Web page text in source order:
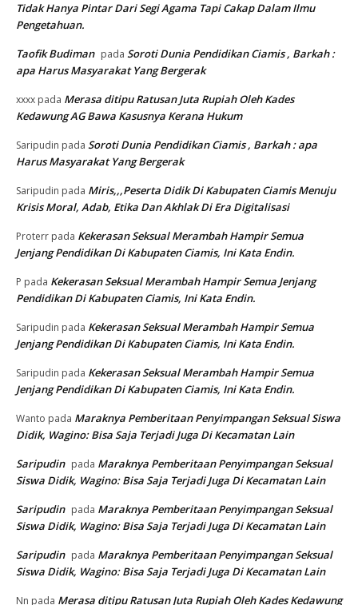
Tidak Hanya Pintar Dari Segi Agama Tapi Cakap Dalam Ilmu
Pengetahuan.
Taofik Budiman pada Soroti Dunia Pendidikan Ciamis , Barkah :
apa Harus Masyarakat Yang Bergerak
xxxx pada Merasa ditipu Ratusan Juta Rupiah Oleh Kades
Kedawung AG Bawa Kasusnya Kerana Hukum
Saripudin pada Soroti Dunia Pendidikan Ciamis , Barkah : apa
Harus Masyarakat Yang Bergerak
Saripudin pada Miris,,,Peserta Didik Di Kabupaten Ciamis Menuju
Krisis Moral, Adab, Etika Dan Akhlak Di Era Digitalisasi
Proterr pada Kekerasan Seksual Merambah Hampir Semua
Jenjang Pendidikan Di Kabupaten Ciamis, Ini Kata Endin.
P pada Kekerasan Seksual Merambah Hampir Semua Jenjang
Pendidikan Di Kabupaten Ciamis, Ini Kata Endin.
Saripudin pada Kekerasan Seksual Merambah Hampir Semua
Jenjang Pendidikan Di Kabupaten Ciamis, Ini Kata Endin.
Saripudin pada Kekerasan Seksual Merambah Hampir Semua
Jenjang Pendidikan Di Kabupaten Ciamis, Ini Kata Endin.
Wanto pada Maraknya Pemberitaan Penyimpangan Seksual Siswa
Didik, Wagino: Bisa Saja Terjadi Juga Di Kecamatan Lain
Saripudin pada Maraknya Pemberitaan Penyimpangan Seksual
Siswa Didik, Wagino: Bisa Saja Terjadi Juga Di Kecamatan Lain
Saripudin pada Maraknya Pemberitaan Penyimpangan Seksual
Siswa Didik, Wagino: Bisa Saja Terjadi Juga Di Kecamatan Lain
Saripudin pada Maraknya Pemberitaan Penyimpangan Seksual
Siswa Didik, Wagino: Bisa Saja Terjadi Juga Di Kecamatan Lain
Nn pada Merasa ditipu Ratusan Juta Rupiah Oleh Kades Kedawung